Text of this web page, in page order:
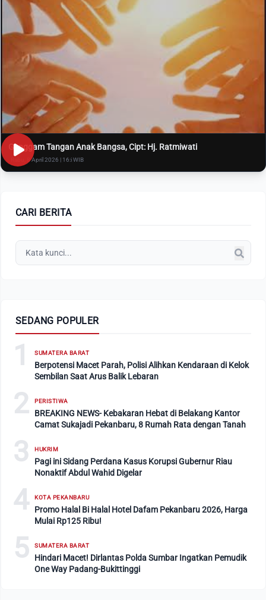
Genggam Tangan Anak Bangsa, Cipt: Hj. Ratmiwati
Rabu, 8 April 2026 | 16:i WIB
CARI BERITA
SEDANG POPULER
1 SUMATERA BARAT
Berpotensi Macet Parah, Polisi Alihkan Kendaraan di Kelok
Sembilan Saat Arus Balik Lebaran
2 PERISTIWA
BREAKING NEWS- Kebakaran Hebat di Belakang Kantor
Camat Sukajadi Pekanbaru, 8 Rumah Rata dengan Tanah
3 HUKRIM
Pagi ini Sidang Perdana Kasus Korupsi Gubernur Riau
Nonaktif Abdul Wahid Digelar
4 KOTA PEKANBARU
Promo Halal Bi Halal Hotel Dafam Pekanbaru 2026, Harga
Mulai Rp125 Ribu!
5 SUMATERA BARAT
Hindari Macet! Dirlantas Polda Sumbar Ingatkan Pemudik
One Way Padang-Bukittinggi